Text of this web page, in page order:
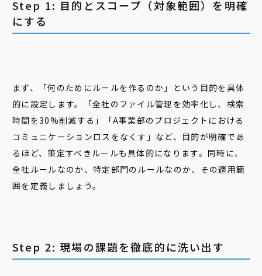
Step 1: 目的とスコープ（対象範囲）を明確
にする
まず、「何のためにルールを作るのか」という目的を具体
的に設定します。「全社のファイル管理を効率化し、検索
時間を30%削減する」「A事業部のプロジェクトにおける
コミュニケーションロスをなくす」など、目的が明確であ
るほど、策定すべきルールも具体的になります。同時に、
全社ルールなのか、特定部門のルールなのか、その適用範
囲を定義しましょう。
Step 2: 現場の課題を徹底的に洗い出す